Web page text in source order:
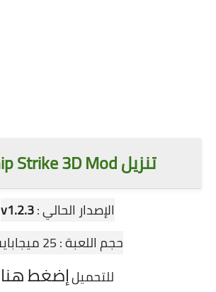
تنزيل Gunship Strike 3D Mod
الإصدار الحالي :v1.2.3
حجم اللعبة : 25 ميجابايت
للتحميلإضغط هنا